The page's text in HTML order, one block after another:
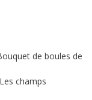
de boules de
Les champs